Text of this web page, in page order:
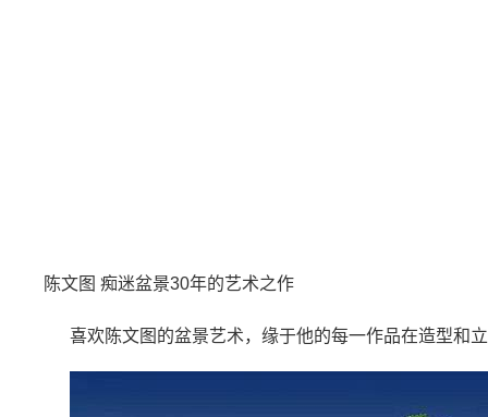
陈文图 痴迷盆景30年的艺术之作
喜欢陈文图的盆景艺术，缘于他的每一作品在造型和